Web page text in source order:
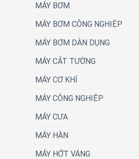
MÁY BƠM
MÁY BƠM CÔNG NGHIỆP
MÁY BƠM DÂN DỤNG
MÁY CẮT TƯỜNG
MÁY CƠ KHÍ
MÁY CÔNG NGHIỆP
MÁY CƯA
MÁY HÀN
MÁY HỚT VÁNG